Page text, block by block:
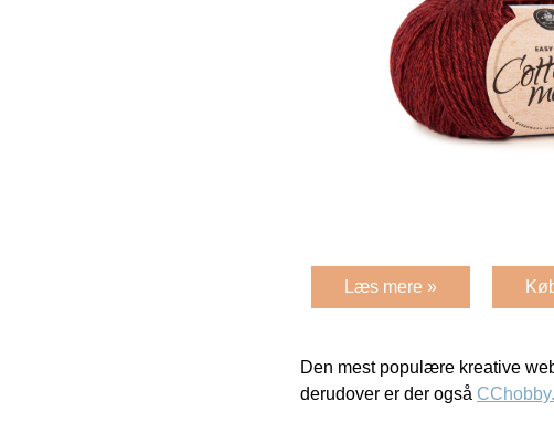
Læs mere »
Den mest populære kreative
derudover er der også